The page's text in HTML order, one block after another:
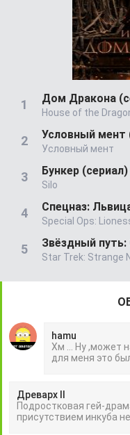
Дом Дракона
House of the
Условный мент
Условный мент
Бункер (сериал)
Silo
Спецназ:
Special Ops:
Звёздный
Star Trek: Strange
hamu
Хм ... Ну ,может
для меня это
Древарх II
Подростковая гей-
присутствием инкуба